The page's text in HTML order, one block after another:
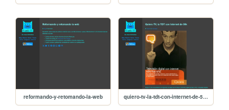
reformando-y-retomando-la-web quiero-tv-la-tdt-con-internet-de-56k